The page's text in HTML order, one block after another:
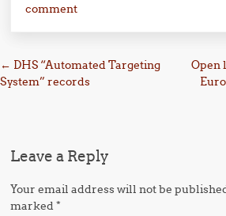
comment
Post navigation
← DHS “Automated Targeting
System” records
Open
Leave a Reply
Your email address will not be
marked*